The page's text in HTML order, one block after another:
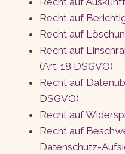
Recht auf
Recht auf
Recht auf
(Art. 18 DSGVO)
Recht auf
DSGVO)
Recht auf
Recht auf
Datenschutz-